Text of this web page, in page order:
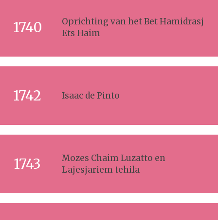
1740
Oprichting van het Bet Hamidrasj
Ets Haim
1742 Isaac de Pinto
1743
Mozes Chaim Luzatto en
Lajesjariem tehila